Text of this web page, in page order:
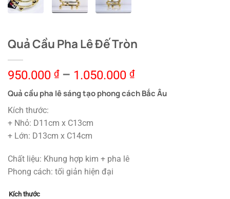
Quả Cầu Pha Lê Đế Tròn
950.000 ₫– 1.050.000 ₫
Quả cầu pha lê sáng tạo phong cách Bắc Âu
Kích thước:
+ Nhỏ: D11cm x C13cm
+ Lớn: D13cm x C14cm
Chất liệu: Khung hợp kim + pha lê
Phong cách: tối giản hiện đại
Kích thước